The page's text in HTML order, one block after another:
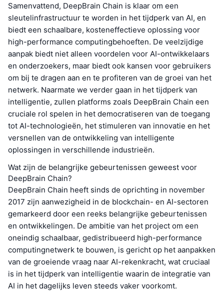
Samenvattend, DeepBrain Chain is klaar om een
sleutelinfrastructuur te worden in het tijdperk van AI, en
biedt een schaalbare, kosteneffectieve oplossing voor
high-performance computingbehoeften. De veelzijdige
aanpak biedt niet alleen voordelen voor AI-ontwikkelaars
en onderzoekers, maar biedt ook kansen voor gebruikers
om bij te dragen aan en te profiteren van de groei van het
netwerk. Naarmate we verder gaan in het tijdperk van
intelligentie, zullen platforms zoals DeepBrain Chain een
cruciale rol spelen in het democratiseren van de toegang
tot AI-technologieën, het stimuleren van innovatie en het
versnellen van de ontwikkeling van intelligente
oplossingen in verschillende industrieën.
Wat zijn de belangrijke gebeurtenissen geweest voor
DeepBrain Chain?
DeepBrain Chain heeft sinds de oprichting in november
2017 zijn aanwezigheid in de blockchain- en AI-sectoren
gemarkeerd door een reeks belangrijke gebeurtenissen
en ontwikkelingen. De ambitie van het project om een
oneindig schaalbaar, gedistribueerd high-performance
computingnetwerk te bouwen, is gericht op het aanpakken
van de groeiende vraag naar AI-rekenkracht, wat cruciaal
is in het tijdperk van intelligentie waarin de integratie van
AI in het dagelijks leven steeds vaker voorkomt.